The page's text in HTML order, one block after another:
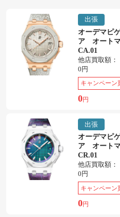
出張
オーデマピ
ア オート
CA.01
他店買取額：
0円
キャンペーン
0円
出張
オーデマピ
ア オート
CR.01
他店買取額：
0円
キャンペーン
0円